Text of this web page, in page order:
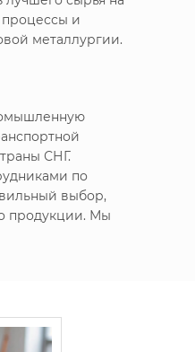
и
металлургии.
СНГ.
по
выбор,
продукции. Мы